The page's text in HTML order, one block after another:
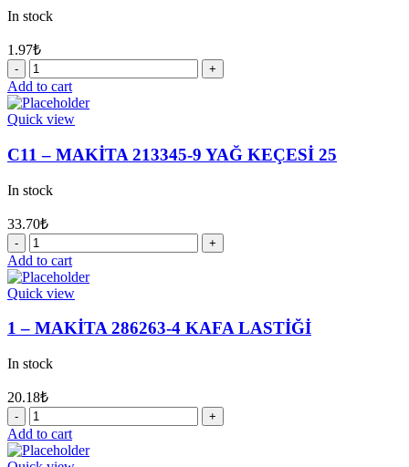
quantity
In stock
1.97₺
20
-
MAKİTA
233929-
YAYLI
SEGMAN
quantity
Add to cart
Quick view
C11 – MAKİTA 213345-9 YAĞ KEÇESİ 25
In stock
33.70₺
C11
-
MAKİTA
213345-
YAĞ
KEÇESİ
quantity
Add to cart
Quick view
1 – MAKİTA 286263-4 KAFA LASTİĞİ
In stock
20.18₺
1
-
MAKİTA
286263-
Add to cart